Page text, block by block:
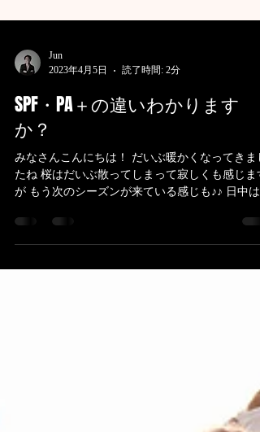
2023年4月5日
読了時間: 2分
SPF・PA＋の違いわかります
か？
みなさんこんにちは！ だいぶ暖かくなってきま
が もう次のシーズンが来ている感じも♪♪ 日中は
についての触りを少し。...